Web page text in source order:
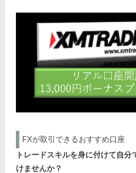
FXが取引できるおすすめ口座
トレードスキルを身に付けて自分
けませんか？